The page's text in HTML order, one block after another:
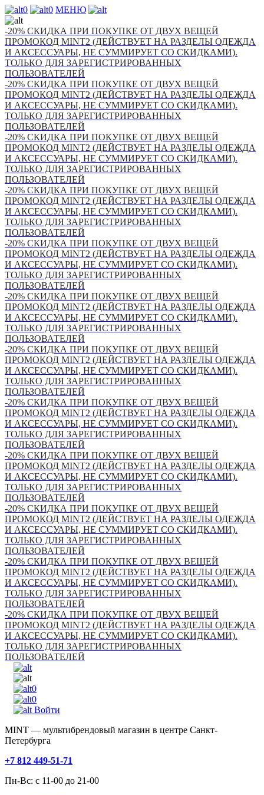
0 0 МЕНЮ
-20% СКИДКА ПРИ ПОКУПКЕ ОТ ДВУХ ВЕЩЕЙ
ПРОМОКОД MINT2 (ДЕЙСТВУЕТ НА РАЗДЕЛЫ ОДЕЖДА
И АКСЕССУАРЫ, НЕ СУММИРУЕТ СО СКИДКАМИ).
ТОЛЬКО ДЛЯ ЗАРЕГИСТРИРОВАННЫХ
ПОЛЬЗОВАТЕЛЕЙ
-20% СКИДКА ПРИ ПОКУПКЕ ОТ ДВУХ ВЕЩЕЙ
ПРОМОКОД MINT2 (ДЕЙСТВУЕТ НА РАЗДЕЛЫ ОДЕЖДА
И АКСЕССУАРЫ, НЕ СУММИРУЕТ СО СКИДКАМИ).
ТОЛЬКО ДЛЯ ЗАРЕГИСТРИРОВАННЫХ
ПОЛЬЗОВАТЕЛЕЙ
-20% СКИДКА ПРИ ПОКУПКЕ ОТ ДВУХ ВЕЩЕЙ
ПРОМОКОД MINT2 (ДЕЙСТВУЕТ НА РАЗДЕЛЫ ОДЕЖДА
И АКСЕССУАРЫ, НЕ СУММИРУЕТ СО СКИДКАМИ).
ТОЛЬКО ДЛЯ ЗАРЕГИСТРИРОВАННЫХ
ПОЛЬЗОВАТЕЛЕЙ
-20% СКИДКА ПРИ ПОКУПКЕ ОТ ДВУХ ВЕЩЕЙ
ПРОМОКОД MINT2 (ДЕЙСТВУЕТ НА РАЗДЕЛЫ ОДЕЖДА
И АКСЕССУАРЫ, НЕ СУММИРУЕТ СО СКИДКАМИ).
ТОЛЬКО ДЛЯ ЗАРЕГИСТРИРОВАННЫХ
ПОЛЬЗОВАТЕЛЕЙ
-20% СКИДКА ПРИ ПОКУПКЕ ОТ ДВУХ ВЕЩЕЙ
ПРОМОКОД MINT2 (ДЕЙСТВУЕТ НА РАЗДЕЛЫ ОДЕЖДА
И АКСЕССУАРЫ, НЕ СУММИРУЕТ СО СКИДКАМИ).
ТОЛЬКО ДЛЯ ЗАРЕГИСТРИРОВАННЫХ
ПОЛЬЗОВАТЕЛЕЙ
-20% СКИДКА ПРИ ПОКУПКЕ ОТ ДВУХ ВЕЩЕЙ
ПРОМОКОД MINT2 (ДЕЙСТВУЕТ НА РАЗДЕЛЫ ОДЕЖДА
И АКСЕССУАРЫ, НЕ СУММИРУЕТ СО СКИДКАМИ).
ТОЛЬКО ДЛЯ ЗАРЕГИСТРИРОВАННЫХ
ПОЛЬЗОВАТЕЛЕЙ
-20% СКИДКА ПРИ ПОКУПКЕ ОТ ДВУХ ВЕЩЕЙ
ПРОМОКОД MINT2 (ДЕЙСТВУЕТ НА РАЗДЕЛЫ ОДЕЖДА
И АКСЕССУАРЫ, НЕ СУММИРУЕТ СО СКИДКАМИ).
ТОЛЬКО ДЛЯ ЗАРЕГИСТРИРОВАННЫХ
ПОЛЬЗОВАТЕЛЕЙ
-20% СКИДКА ПРИ ПОКУПКЕ ОТ ДВУХ ВЕЩЕЙ
ПРОМОКОД MINT2 (ДЕЙСТВУЕТ НА РАЗДЕЛЫ ОДЕЖДА
И АКСЕССУАРЫ, НЕ СУММИРУЕТ СО СКИДКАМИ).
ТОЛЬКО ДЛЯ ЗАРЕГИСТРИРОВАННЫХ
ПОЛЬЗОВАТЕЛЕЙ
-20% СКИДКА ПРИ ПОКУПКЕ ОТ ДВУХ ВЕЩЕЙ
ПРОМОКОД MINT2 (ДЕЙСТВУЕТ НА РАЗДЕЛЫ ОДЕЖДА
И АКСЕССУАРЫ, НЕ СУММИРУЕТ СО СКИДКАМИ).
ТОЛЬКО ДЛЯ ЗАРЕГИСТРИРОВАННЫХ
ПОЛЬЗОВАТЕЛЕЙ
-20% СКИДКА ПРИ ПОКУПКЕ ОТ ДВУХ ВЕЩЕЙ
ПРОМОКОД MINT2 (ДЕЙСТВУЕТ НА РАЗДЕЛЫ ОДЕЖДА
И АКСЕССУАРЫ, НЕ СУММИРУЕТ СО СКИДКАМИ).
ТОЛЬКО ДЛЯ ЗАРЕГИСТРИРОВАННЫХ
ПОЛЬЗОВАТЕЛЕЙ
-20% СКИДКА ПРИ ПОКУПКЕ ОТ ДВУХ ВЕЩЕЙ
ПРОМОКОД MINT2 (ДЕЙСТВУЕТ НА РАЗДЕЛЫ ОДЕЖДА
И АКСЕССУАРЫ, НЕ СУММИРУЕТ СО СКИДКАМИ).
ТОЛЬКО ДЛЯ ЗАРЕГИСТРИРОВАННЫХ
ПОЛЬЗОВАТЕЛЕЙ
-20% СКИДКА ПРИ ПОКУПКЕ ОТ ДВУХ ВЕЩЕЙ
ПРОМОКОД MINT2 (ДЕЙСТВУЕТ НА РАЗДЕЛЫ ОДЕЖДА
И АКСЕССУАРЫ, НЕ СУММИРУЕТ СО СКИДКАМИ).
ТОЛЬКО ДЛЯ ЗАРЕГИСТРИРОВАННЫХ
ПОЛЬЗОВАТЕЛЕЙ
0
0
Войти
MINT — мультибрендовый магазин в центре Санкт-
Петербурга
+7 812 449-51-71
Пн-Вс: с 11-00 до 21-00